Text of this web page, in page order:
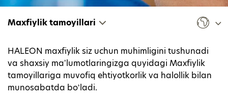
Maxfiylik tamoyillari
HALEON maxfiylik siz uchun muhimligini tushunadi
va shaxsiy maʼlumotlaringizga quyidagi Maxfiylik
tamoyillariga muvofiq ehtiyotkorlik va halollik bilan
munosabatda boʻladi.